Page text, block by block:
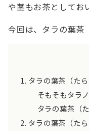
や茎もお茶としてお
今回は、タラの葉茶
タラの葉茶（た
そもそもタラ
タラの葉茶（
タラの葉茶（た